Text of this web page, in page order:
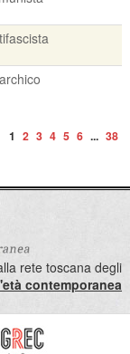
1 2 3 4 5 6 ... 38
rete toscana degli
contemporanea